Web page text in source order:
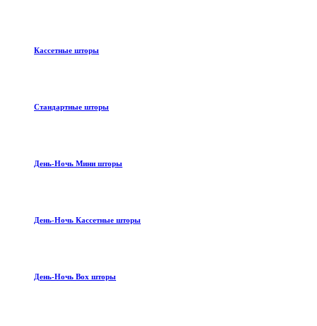
Кассетные шторы
Стандартные шторы
День-Ночь Мини шторы
День-Ночь Кассетные шторы
День-Ночь Box шторы